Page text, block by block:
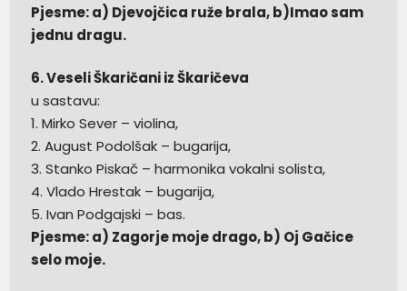
Pjesme: a) Djevojčica ruže brala, b)Imao sam
jednu dragu.
6. Veseli Škaričani iz Škaričeva
u sastavu:
1. Mirko Sever – violina,
2. August Podolšak – bugarija,
3. Stanko Piskač – harmonika vokalni solista,
4. Vlado Hrestak – bugarija,
5. Ivan Podgajski – bas.
Pjesme: a) Zagorje moje drago, b) Oj Gačice
selo moje.